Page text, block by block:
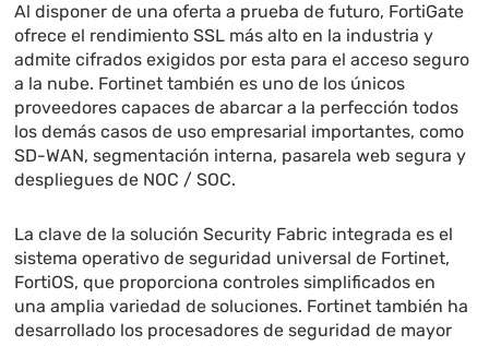
Al disponer de una oferta a prueba de futuro, FortiGate
ofrece el rendimiento SSL más alto en la industria y
admite cifrados exigidos por esta para el acceso seguro
a la nube. Fortinet también es uno de los únicos
proveedores capaces de abarcar a la perfección todos
los demás casos de uso empresarial importantes, como
SD-WAN, segmentación interna, pasarela web segura y
despliegues de NOC / SOC.
La clave de la solución Security Fabric integrada es el
sistema operativo de seguridad universal de Fortinet,
FortiOS, que proporciona controles simplificados en
una amplia variedad de soluciones. Fortinet también ha
desarrollado los procesadores de seguridad de mayor